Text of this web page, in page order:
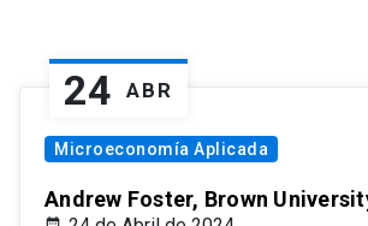
24 ABR
Microeconomía Aplicada
Andrew Foster, Brown